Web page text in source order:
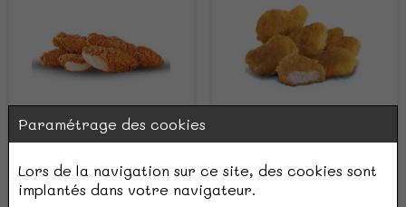
Tenders nature
6,50 €
Nuggets de poulet
Paramétrage des cookies
Lors de la navigation sur ce site, des cookies sont
implantés dans votre navigateur.